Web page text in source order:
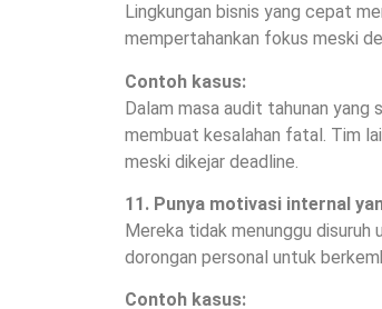
Lingkungan bisnis yang cepat
mempertahankan fokus meski
Contoh kasus:
Dalam masa audit tahunan
membuat kesalahan fatal. Tim
meski dikejar deadline.
11. Punya motivasi internal
Mereka tidak menunggu disuruh
dorongan personal untuk
Contoh kasus: